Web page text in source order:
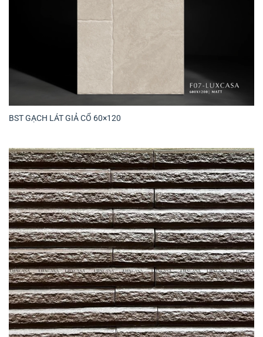
BST GẠCH LÁT GIẢ CỔ 60×120